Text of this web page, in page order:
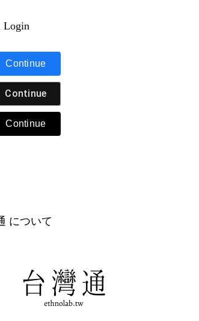
Login
Continue
Continue
Continue
について